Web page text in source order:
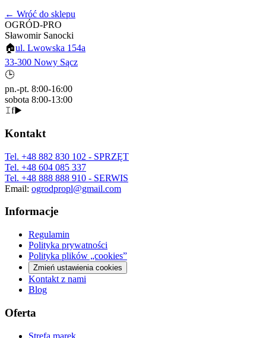
← Wróć do sklepu
OGRÓD-PRO
Sławomir Sanocki
🏠ul. Lwowska 154a
33-300 Nowy Sącz
🕒
pn.-pt. 8:00-16:00
sobota 8:00-13:00
𝙸f▶
Kontakt
Tel. +48 882 830 102 - SPRZĘT
Tel. +48 604 085 337
Tel. +48 888 888 910 - SERWIS
Email: ogrodpropl@gmail.com
Informacje
Regulamin
Polityka prywatności
Polityka plików „cookies”
Zmień ustawienia cookies
Kontakt z nami
Blog
Oferta
Strefa marek